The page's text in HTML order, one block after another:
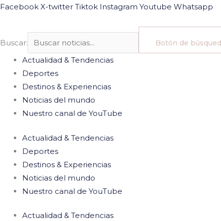
Ir
contenido
Facebook X-twitter Tiktok Instagram Youtube Whatsapp
Buscar: Botón de
Actualidad & Tendencias
Deportes
Destinos & Experiencias
Noticias del mundo
Nuestro canal de YouTube
Actualidad & Tendencias
Deportes
Destinos & Experiencias
Noticias del mundo
Nuestro canal de YouTube
Actualidad & Tendencias